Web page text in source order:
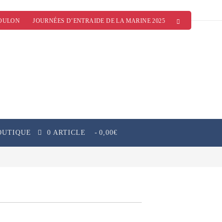
JOURNÉES D’ENTRAIDE DE LA MARINE 2025
0 ARTICLE 0,00€